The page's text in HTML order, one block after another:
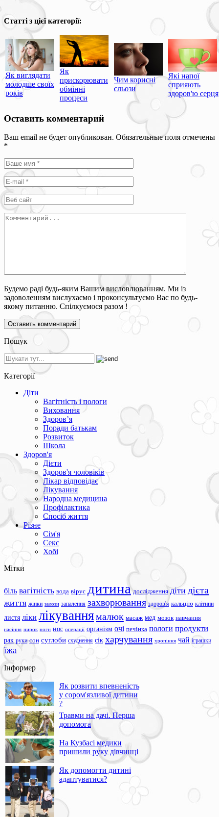
Статті з цієї категорії:
Як виглядати
молодше своїх
років
Як
прискорювати
обмінні
процеси
Чим корисні
сльози
Які напої
сприяють
здоров'ю серця
Оставить комментарий
Ваш email не будет опубликован. Обязательные поля отмечены
*
Будемо раді будь-яким Вашим висловлюванням. Ми із
задоволенням вислухаємо і проконсультуємо Вас по будь-
якому питанню. Спілкуємося разом !
Пошук
Категорії
Діти
Вагітність і пологи
Виховання
Здоров’я
Поради батькам
Розвиток
Школа
Здоров'я
Дієти
Здоров'я чоловіків
Лікар відповідає
Лікування
Народна медицина
Профілактика
Спосіб життя
Різне
Сім'я
Секс
Хобі
Мітки
біль вагітність вода вірус дитина дослідження діти дієта
життя жінки залози запалення захворювання здоров'я кальцію клітини
листя ліки лікуваннямалюк масаж мед мозок навчання
насіння нирок ноги нос операції організм очі печінка пологи продукти
рак руки сон суглоби схуднення сік харчування хропіння чай іграшки
їжа
Інформер
Як розвити впевненість
у сором'язливої дитини
?
Травми на дачі. Перша
допомога
На Кузбасі медики
пришили руку дівчинці
Як допомогти дитині
адаптуватися?